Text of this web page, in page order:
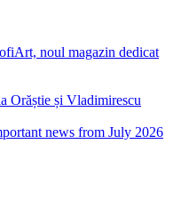
noul magazin dedicat
Orăștie și Vladimirescu
news from July 2026